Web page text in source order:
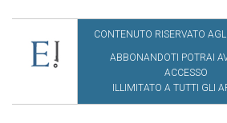
CONTENUTO RISERVATO
ABBONANDOTI POTRAI
ACCESSO
ILLIMITATO A TUTTI GLI